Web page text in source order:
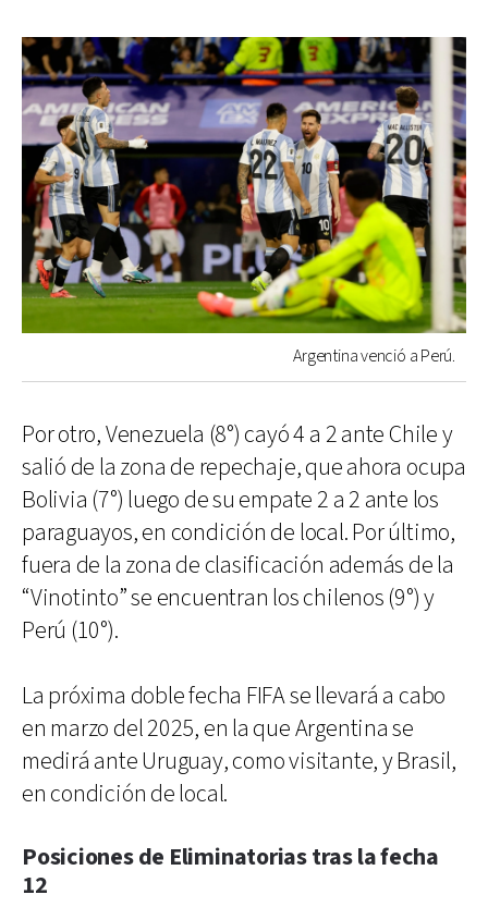
Argentina venció a Perú.
Por otro, Venezuela (8°) cayó 4 a 2 ante Chile y
salió de la zona de repechaje, que ahora ocupa
Bolivia (7°) luego de su empate 2 a 2 ante los
paraguayos, en condición de local. Por último,
fuera de la zona de clasificación además de la
“Vinotinto” se encuentran los chilenos (9°) y
Perú (10°).
La próxima doble fecha FIFA se llevará a cabo
en marzo del 2025, en la que Argentina se
medirá ante Uruguay, como visitante, y Brasil,
en condición de local.
Posiciones de Eliminatorias tras la fecha
12